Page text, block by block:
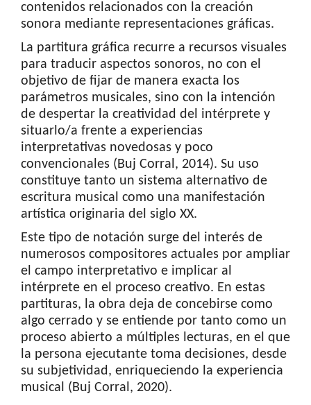
contenidos relacionados con la creación
sonora mediante representaciones gráficas.
La partitura gráfica recurre a recursos visuales
para traducir aspectos sonoros, no con el
objetivo de fijar de manera exacta los
parámetros musicales, sino con la intención
de despertar la creatividad del intérprete y
situarlo/a frente a experiencias
interpretativas novedosas y poco
convencionales (Buj Corral, 2014). Su uso
constituye tanto un sistema alternativo de
escritura musical como una manifestación
artística originaria del siglo XX.
Este tipo de notación surge del interés de
numerosos compositores actuales por ampliar
el campo interpretativo e implicar al
intérprete en el proceso creativo. En estas
partituras, la obra deja de concebirse como
algo cerrado y se entiende por tanto como un
proceso abierto a múltiples lecturas, en el que
la persona ejecutante toma decisiones, desde
su subjetividad, enriqueciendo la experiencia
musical (Buj Corral, 2020).